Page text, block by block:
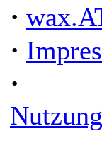
·
·
·